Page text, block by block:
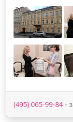
(495) 065-99-84 -